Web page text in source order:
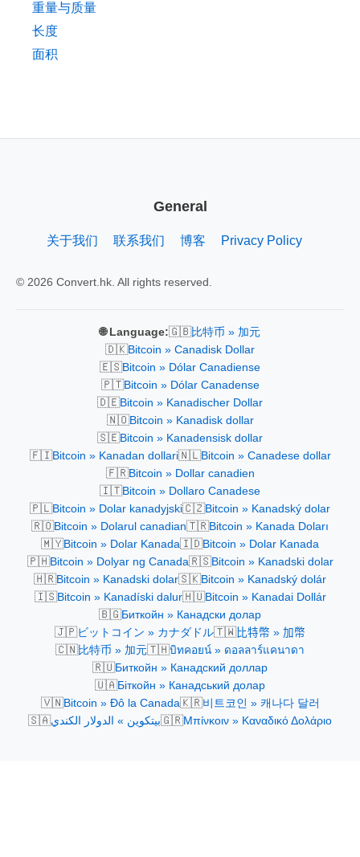
重量与质量
长度
面积
General
关于我们 联系我们 博客 Privacy Policy
© 2026 Convert.hk. All rights reserved.
🌐 Language:🇬🇧比特币 » 加元
🇩🇰Bitcoin » Canadisk Dollar
🇪🇸Bitcoin » Dólar Canadiense
🇵🇹Bitcoin » Dólar Canadense
🇩🇪Bitcoin » Kanadischer Dollar
🇳🇴Bitcoin » Kanadisk dollar
🇸🇪Bitcoin » Kanadensisk dollar
🇫🇮Bitcoin » Kanadan dollari🇳🇱Bitcoin » Canadese dollar
🇫🇷Bitcoin » Dollar canadien
🇮🇹Bitcoin » Dollaro Canadese
🇵🇱Bitcoin » Dolar kanadyjski🇨🇿Bitcoin » Kanadský dolar
🇷🇴Bitcoin » Dolarul canadian🇹🇷Bitcoin » Kanada Doları
🇲🇾Bitcoin » Dolar Kanada🇮🇩Bitcoin » Dolar Kanada
🇵🇭Bitcoin » Dolyar ng Canada🇷🇸Bitcoin » Kanadski dolar
🇭🇷Bitcoin » Kanadski dolar🇸🇰Bitcoin » Kanadský dolár
🇮🇸Bitcoin » Kanadíski dalur🇭🇺Bitcoin » Kanadai Dollár
🇧🇬Биткойн » Канадски долар
🇯🇵ビットコイン » カナダドル🇹🇼比特幣 » 加幣
🇨🇳比特币 » 加元🇹🇭บิทคอยน์ » ดอลลาร์แคนาดา
🇷🇺Биткойн » Канадский доллар
🇺🇦Біткойн » Канадський долар
🇻🇳Bitcoin » Đô la Canada🇰🇷비트코인 » 캐나다 달러
🇸🇦بيتكوين » الدولار الكندي🇬🇷Μπίνκοιν » Καναδικό Δολάριο